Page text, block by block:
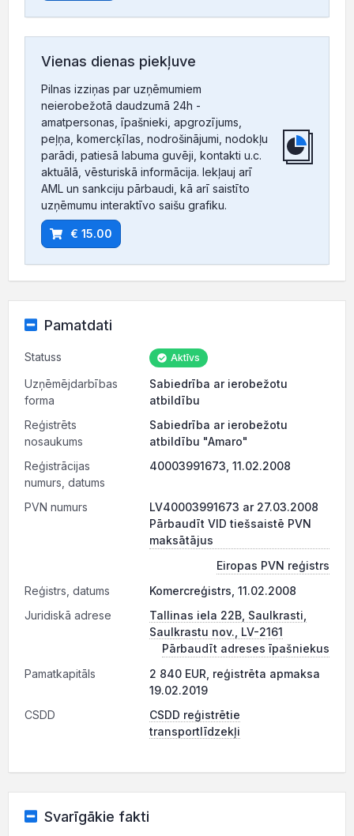
Vienas dienas piekļuve
Pilnas izziņas par uzņēmumiem
neierobežotā daudzumā 24h -
amatpersonas, īpašnieki, apgrozījums,
peļņa, komercķīlas, nodrošinājumi, nodokļu
parādi, patiesā labuma guvēji, kontakti u.c.
aktuālā, vēsturiskā informācija. Iekļauj arī
AML un sankciju pārbaudi, kā arī saistīto
uzņēmumu interaktīvo saišu grafiku.
€ 15.00
Pamatdati
Statuss Aktīvs
Uzņēmējdarbības
forma
Sabiedrība ar ierobežotu
atbildību
Reģistrēts
nosaukums
Sabiedrība ar ierobežotu
atbildību "Amaro"
Reģistrācijas
numurs, datums
40003991673, 11.02.2008
PVN numurs
LV40003991673 ar 27.03.2008
Pārbaudīt VID tiešsaistē PVN
maksātājus
Eiropas PVN reģistrs
Reģistrs, datums
Komercreģistrs, 11.02.2008
Juridiskā adrese
Tallinas iela 22B, Saulkrasti,
Saulkrastu nov., LV-2161
Pārbaudīt adreses īpašniekus
Pamatkapitāls
2 840 EUR, reģistrēta apmaksa
19.02.2019
CSDD
CSDD reģistrētie
transportlīdzekļi
Svarīgākie fakti